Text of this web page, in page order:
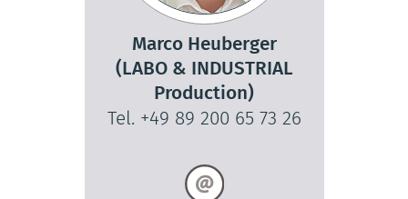
Marco Heuberger
(LABO & INDUSTRIAL
Production)
Tel. +49 89 200 65 73 26